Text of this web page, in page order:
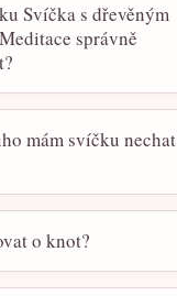
Svíčka s dřevěným
správně
mám svíčku nechat
o knot?